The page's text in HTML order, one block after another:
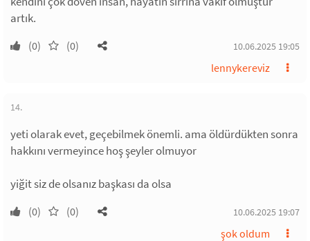
artık.
(0) (0) 10.06.2025 19:05
lennykereviz
14.
yeti olarak evet, geçebilmek önemli. ama öldürdükten sonra
hakkını vermeyince hoş şeyler olmuyor
yiğit siz de olsanız başkası da olsa
(0) (0) 10.06.2025 19:07
şok oldum